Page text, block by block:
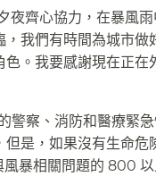
齊心協力，在暴風
我們有時間為城市
。我要感謝現在正
警察、消防和醫療緊
是，如果沒有生命
暴相關問題的 800